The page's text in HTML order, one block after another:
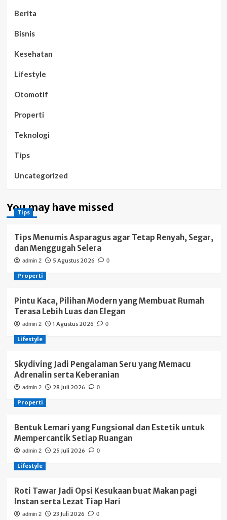
Berita
Bisnis
Kesehatan
Lifestyle
Otomotif
Properti
Teknologi
Tips
Uncategorized
You may have missed
Tips
Tips Menumis Asparagus agar Tetap Renyah, Segar,
dan Menggugah Selera
admin 2 5 Agustus 2026 0
Properti
Pintu Kaca, Pilihan Modern yang Membuat Rumah
Terasa Lebih Luas dan Elegan
admin 2 1 Agustus 2026 0
Lifestyle
Skydiving Jadi Pengalaman Seru yang Memacu
Adrenalin serta Keberanian
admin 2 28 Juli 2026 0
Properti
Bentuk Lemari yang Fungsional dan Estetik untuk
Mempercantik Setiap Ruangan
admin 2 25 Juli 2026 0
Lifestyle
Roti Tawar Jadi Opsi Kesukaan buat Makan pagi
Instan serta Lezat Tiap Hari
admin 2 23 Juli 2026 0